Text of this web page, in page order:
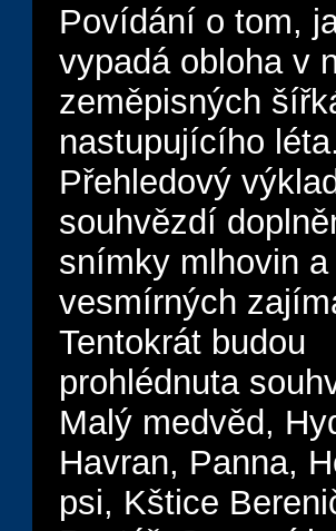
Povídání o tom,
vypadá obloha v
zeměpisných
nastupujícího
Přehledový
souhvězdí
snímky mlhovin
vesmírných
Tentokrát budou
prohlédnuta
Malý medvěd,
Havran, Panna,
psi, Kštice